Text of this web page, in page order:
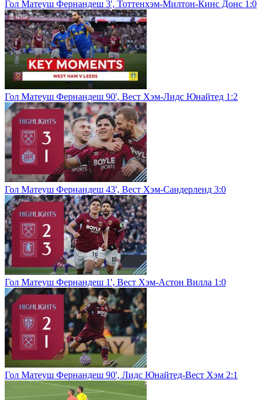
Гол Матеуш Фернандеш 3', Тоттенхэм-Милтон-Кинс Донс 1:0
Гол Матеуш Фернандеш 90', Вест Хэм-Лидс Юнайтед 1:2
Гол Матеуш Фернандеш 43', Вест Хэм-Сандерленд 3:0
Гол Матеуш Фернандеш 1', Вест Хэм-Астон Вилла 1:0
Гол Матеуш Фернандеш 90', Лидс Юнайтед-Вест Хэм 2:1